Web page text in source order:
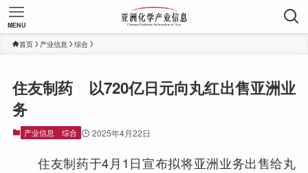
MENU
首页 产业信息 综合
住友制药 以720亿日元向丸红出售亚洲业
务
产业信息 综合 2025年4月22日
住友制药于4月1日宣布拟将亚洲业务出售给丸